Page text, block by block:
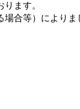
ます。
合等）により